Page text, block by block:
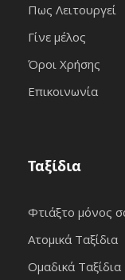
Πως Λειτουργεί
Γίνε μέλος
Όροι Χρήσης
Επικοινωνία
Ταξίδια
Φτιάξτο μόνος
Ατομικά Ταξίδια
Ομαδικά Ταξίδια